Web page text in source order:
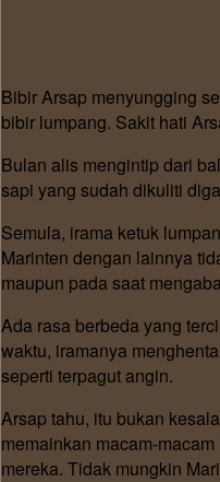
Bibir Arsap menyungging
bibir lumpang. Sakit hati
Bulan alis mengintip dari
sapi yang sudah dikuliti
Semula, irama ketuk
Marinten dengan lainnya
maupun pada saat
Ada rasa berbeda yang
waktu, iramanya
seperti terpagut angin.
Arsap tahu, itu bukan
memainkan macam-
mereka. Tidak mungkin